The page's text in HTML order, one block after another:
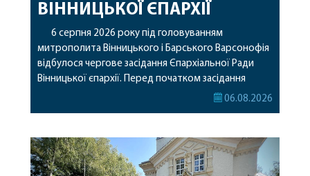
ВІННИЦЬКОЇ ЄПАРХІЇ
6 серпня 2026 року під головуванням
митрополита Вінницького і Барського Варсонофія
відбулося чергове засідання Єпархіальної Ради
Вінницької єпархії. Перед початком засідання
секретар Єпархіальної Ради від імені членів Ради
побажавши йому міцного здоров’я, Божої
допомоги, миру, духовної радості та
благословенних успіхів у подальшому
06.08.2026